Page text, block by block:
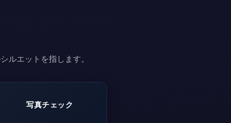
ルエットを指します。
写真チェック